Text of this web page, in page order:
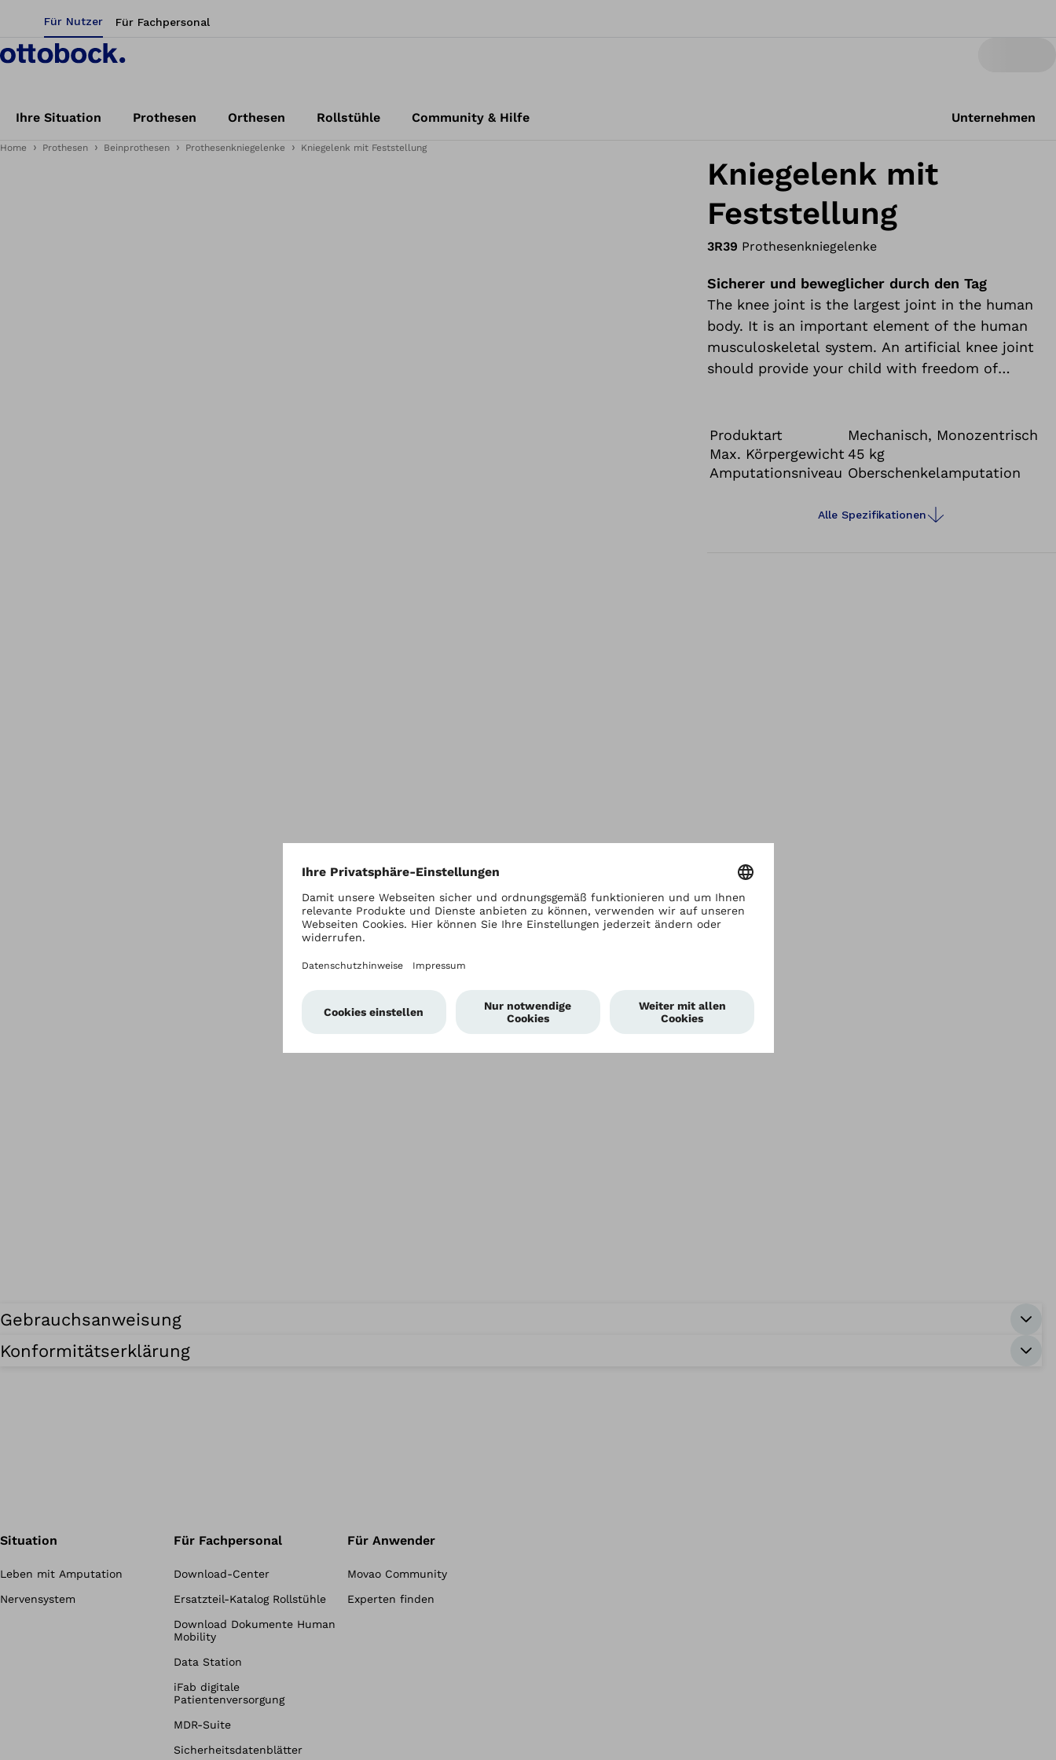
Für Nutzer Für Fachpersonal
Ihre Situation Prothesen Orthesen Rollstühle Community & Hilfe Unternehmen
Home Prothesen Beinprothesen Prothesenkniegelenke Kniegelenk mit Feststellung
Kniegelenk mit
Feststellung
3R39 Prothesenkniegelenke
Sicherer und beweglicher durch den Tag
The knee joint is the largest joint in the human
body. It is an important element of the human
musculoskeletal system. An artificial knee joint
should provide your child with freedom of
manner to meet these requirements.
Produktart
Mechanisch, Monozentrisch
Max. Körpergewicht 45 kg
Amputationsniveau Oberschenkelamputation
Alle Spezifikationen
Gebrauchsanweisung
Konformitätserklärung
Situation
Leben mit Amputation
Nervensystem
Für Fachpersonal
Download-Center
Ersatzteil-Katalog Rollstühle
Download Dokumente Human
Mobility
Data Station
iFab digitale
Patientenversorgung
MDR-Suite
Sicherheitsdatenblätter
Für Anwender
Movao Community
Experten finden